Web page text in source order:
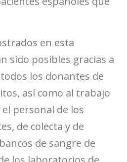
en esta
sido posibles gracias a
los donantes de
así como al trabajo
personal de los
de colecta y de
de sangre de